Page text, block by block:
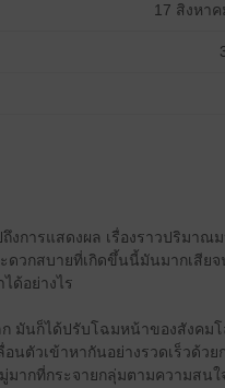
17 สิงหา
งการแสดงผล เรื่องราวปริมาณ
วกสบายที่เกิดขึ้นนี้มันมากเสียจ
ด้อย่างไร
มันก็ได้ปรับโฉมหน้าของสังคมโ
นตัวเข้าหากันอย่างรวดเร็วด้วย
ากที่กระจายกลุ่มตามความสนใ